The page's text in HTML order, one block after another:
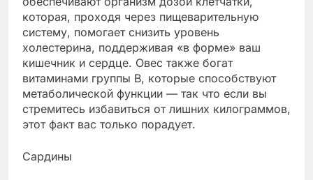
которая, проходя через пищеварительную
систему, помогает снизить уровень
холестерина, поддерживая «в форме» ваш
кишечник и сердце. Овес также богат
витаминами группы В, которые способствуют
метаболической функции — так что если вы
стремитесь избавиться от лишних килограммов,
этот факт вас только порадует.
Сардины